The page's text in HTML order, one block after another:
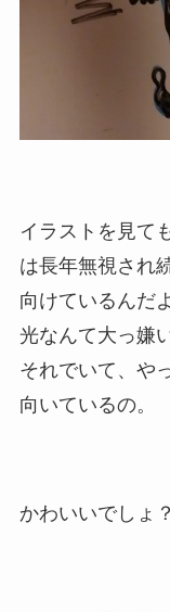
イラストを見て
は長年無視され
向けているんだ
光なんて大っ嫌
それでいて、や
向いているの。
かわいいでしょ？